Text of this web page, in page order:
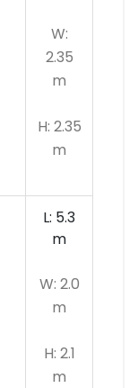
W:
2.35
m
H: 2.35
m
L: 5.3
m
W: 2.0
m
H: 2.1
m